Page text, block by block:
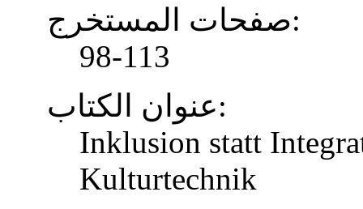
صفحات المستخرج:
98-113
عنوان الكتاب:
Inklusion statt
Kulturtechnik